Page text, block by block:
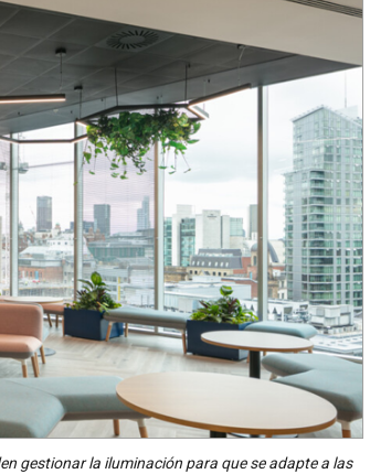
gestionar la iluminación para que se adapte a las